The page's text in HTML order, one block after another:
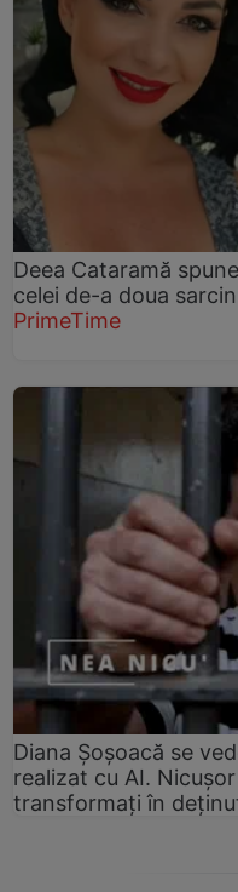
Deea Cataramă
celei de-a doua
PrimeTime
Diana Șoșoacă se
realizat cu AI.
transformați în